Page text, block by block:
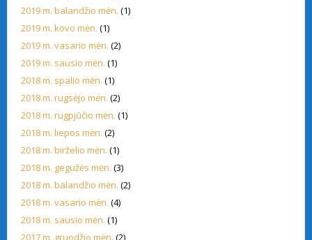
2019 m. balandžio mėn. (1)
2019 m. kovo mėn. (1)
2019 m. vasario mėn. (2)
2019 m. sausio mėn. (1)
2018 m. spalio mėn. (1)
2018 m. rugsėjo mėn. (2)
2018 m. rugpjūčio mėn. (1)
2018 m. liepos mėn. (2)
2018 m. birželio mėn. (1)
2018 m. gegužės mėn. (3)
2018 m. balandžio mėn. (2)
2018 m. vasario mėn. (4)
2018 m. sausio mėn. (1)
2017 m. gruodžio mėn. (2)